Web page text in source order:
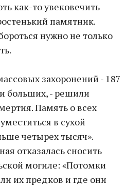
как-то увековечить
памятник.
нужно не только
захоронений - 187
больших, - решили
Память о всех
в сухой
четырех тысяч».
отказалась сносить
могиле: «Потомки
их предков и где они